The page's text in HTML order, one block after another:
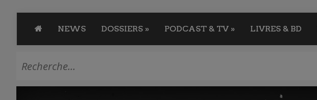
NEWS DOSSIERS » PODCAST & TV » LIVRES & BD